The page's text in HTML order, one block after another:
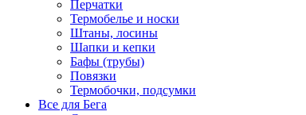
Перчатки
Термобелье и носки
Штаны, лосины
Шапки и кепки
Бафы (трубы)
Повязки
Термобочки, подсумки
Все для Бега